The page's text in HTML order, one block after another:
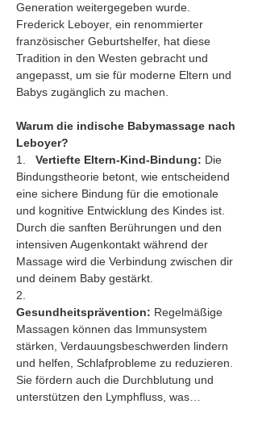
Generation weitergegeben wurde.
Frederick Leboyer, ein renommierter
französischer Geburtshelfer, hat diese
Tradition in den Westen gebracht und
angepasst, um sie für moderne Eltern und
Babys zugänglich zu machen.
Warum die indische Babymassage nach
Leboyer?
1. Vertiefte Eltern-Kind-Bindung: Die
Bindungstheorie betont, wie entscheidend
eine sichere Bindung für die emotionale
und kognitive Entwicklung des Kindes ist.
Durch die sanften Berührungen und den
intensiven Augenkontakt während der
Massage wird die Verbindung zwischen dir
und deinem Baby gestärkt.
2.
Gesundheitsprävention: Regelmäßige
Massagen können das Immunsystem
stärken, Verdauungsbeschwerden lindern
und helfen, Schlafprobleme zu reduzieren.
Sie fördern auch die Durchblutung und
unterstützen den Lymphfluss, was…